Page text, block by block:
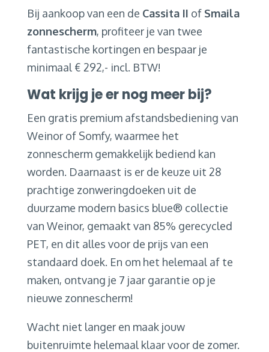
Bij aankoop van een de Cassita II of Smaila
zonnescherm, profiteer je van twee
fantastische kortingen en bespaar je
minimaal € 292,- incl. BTW!
Wat krijg je er nog meer bij?
Een gratis premium afstandsbediening van
Weinor of Somfy, waarmee het
zonnescherm gemakkelijk bediend kan
worden. Daarnaast is er de keuze uit 28
prachtige zonweringdoeken uit de
duurzame modern basics blue® collectie
van Weinor, gemaakt van 85% gerecycled
PET, en dit alles voor de prijs van een
standaard doek. En om het helemaal af te
maken, ontvang je 7 jaar garantie op je
nieuwe zonnescherm!
Wacht niet langer en maak jouw
buitenruimte helemaal klaar voor de zomer.